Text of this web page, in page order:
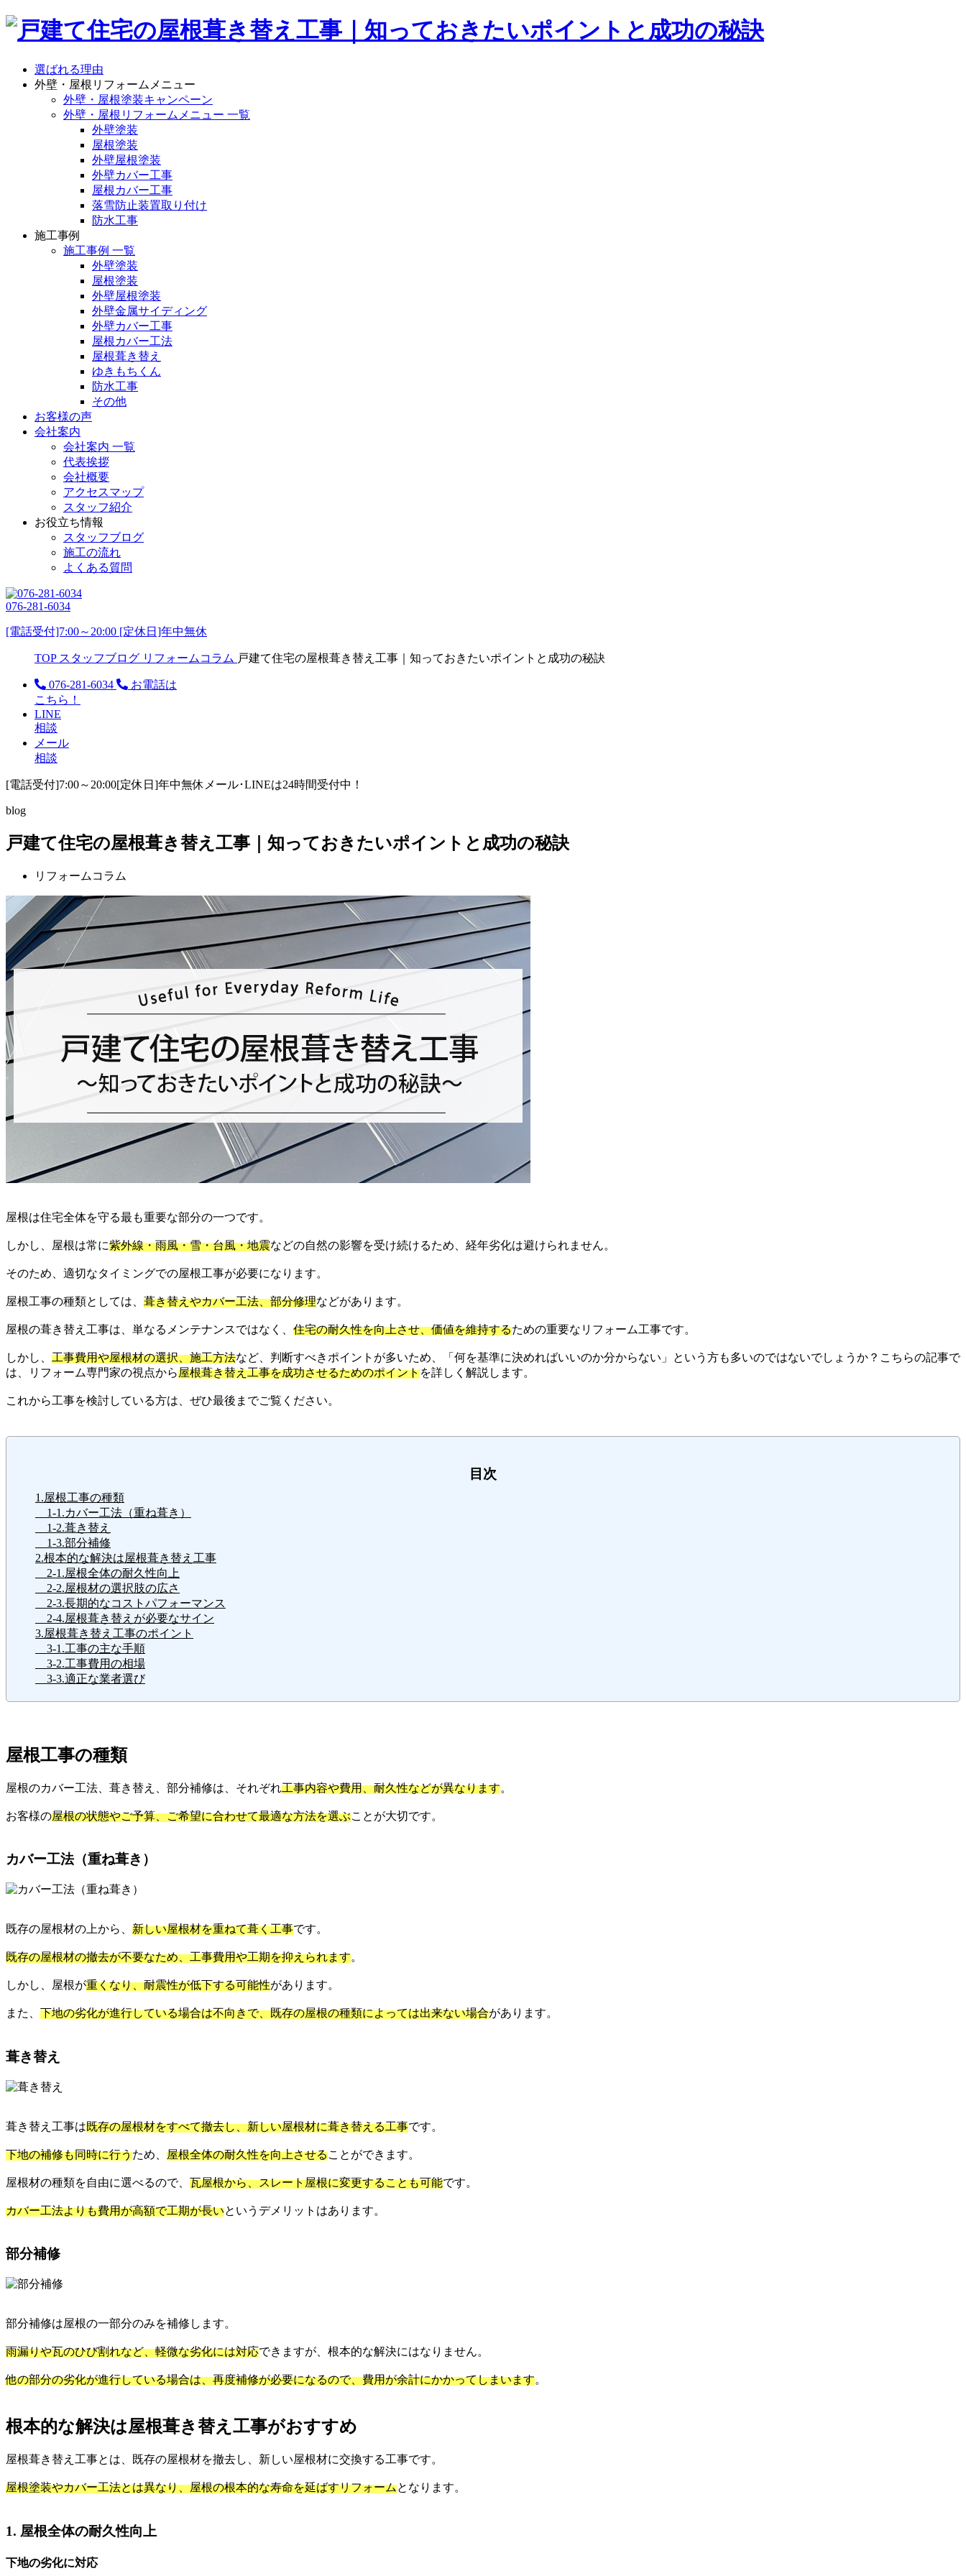
選ばれる理由
外壁・屋根リフォームメニュー
外壁・屋根塗装キャンペーン
外壁・屋根リフォームメニュー 一覧
外壁塗装
屋根塗装
外壁屋根塗装
外壁カバー工事
屋根カバー工事
落雪防止装置取り付け
防水工事
施工事例
施工事例 一覧
外壁塗装
屋根塗装
外壁屋根塗装
外壁金属サイディング
外壁カバー工事
屋根カバー工法
屋根葺き替え
ゆきもちくん
防水工事
その他
お客様の声
会社案内
会社案内 一覧
代表挨拶
会社概要
アクセスマップ
スタッフ紹介
お役立ち情報
スタッフブログ
施工の流れ
よくある質問
076-281-6034
[電話受付]7:00～20:00 [定休日]年中無休
TOP スタッフブログ リフォームコラム 戸建て住宅の屋根葺き替え工事｜知っておきたいポイントと成功の秘訣
076-281-6034
お電話は
こちら！
LINE
相談
メール
相談
[電話受付]7:00～20:00[定休日]年中無休 メール･LINEは24時間受付中！
blog
戸建て住宅の屋根葺き替え工事｜知っておきたいポイントと成功の秘訣
リフォームコラム
屋根は住宅全体を守る最も重要な部分の一つです。
しかし、屋根は常に紫外線・雨風・雪・台風・地震などの自然の影響を受け続けるため、経年劣化は避けられません。
そのため、適切なタイミングでの屋根工事が必要になります。
屋根工事の種類としては、 葺き替えやカバー工法、部分修理などがあります。
屋根の葺き替え工事は、単なるメンテナンスではなく、 住宅の耐久性を向上させ、価値を維持するための重要なリフォーム工事です。
しかし、 工事費用や屋根材の選択、施工方法など、判断すべきポイントが多いため、「何を基準に決めればいいのか分からない」という方も多いのではないでしょうか？こちらの記事で
は、リフォーム専門家の視点から屋根葺き替え工事を成功させるためのポイントを詳しく解説します。
これから工事を検討している方は、ぜひ最後までご覧ください。
目次
1.屋根工事の種類
1-1.カバー工法（重ね葺き）
1-2.葺き替え
1-3.部分補修
2.根本的な解決は屋根葺き替え工事
2-1.屋根全体の耐久性向上
2-2.屋根材の選択肢の広さ
2-3.長期的なコストパフォーマンス
2-4.屋根葺き替えが必要なサイン
3.屋根葺き替え工事のポイント
3-1.工事の主な手順
3-2.工事費用の相場
3-3.適正な業者選び
屋根工事の種類
屋根のカバー工法、葺き替え、部分補修は、それぞれ工事内容や費用、耐久性などが異なります。
お客様の屋根の状態やご予算、ご希望に合わせて最適な方法を選ぶことが大切です。
カバー工法（重ね葺き）
既存の屋根材の上から、 新しい屋根材を重ねて葺く工事です。
既存の屋根材の撤去が不要なため、工事費用や工期を抑えられます。
しかし、屋根が重くなり、耐震性が低下する可能性があります。
また、 下地の劣化が進行している場合は不向きで、既存の屋根の種類によっては出来ない場合があります。
葺き替え
葺き替え工事は既存の屋根材をすべて撤去し、新しい屋根材に葺き替える工事です。
下地の補修も同時に行うため、 屋根全体の耐久性を向上させることができます。
屋根材の種類を自由に選べるので、 瓦屋根から、スレート屋根に変更することも可能です。
カバー工法よりも費用が高額で工期が長いというデメリットはあります。
部分補修
部分補修は屋根の一部分のみを補修します。
雨漏りや瓦のひび割れなど、軽微な劣化には対応できますが、根本的な解決にはなりません。
他の部分の劣化が進行している場合は、再度補修が必要になるので、費用が余計にかかってしまいます。
根本的な解決は屋根葺き替え工事がおすすめ
屋根葺き替え工事とは、既存の屋根材を撤去し、新しい屋根材に交換する工事です。
屋根塗装やカバー工法とは異なり、屋根の根本的な寿命を延ばすリフォームとなります。
1. 屋根全体の耐久性向上
下地の劣化に対応